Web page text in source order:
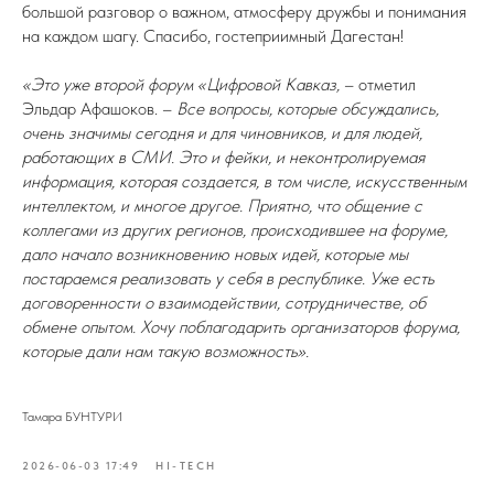
большой разговор о важном, атмосферу дружбы и понимания
на каждом шагу. Спасибо, гостеприимный Дагестан!
«Это уже второй форум «Цифровой Кавказ, – отметил
Эльдар Афашоков. – Все вопросы, которые обсуждались,
очень значимы сегодня и для чиновников, и для людей,
работающих в СМИ. Это и фейки, и неконтролируемая
информация, которая создается, в том числе, искусственным
интеллектом, и многое другое. Приятно, что общение с
коллегами из других регионов, происходившее на форуме,
дало начало возникновению новых идей, которые мы
постараемся реализовать у себя в республике. Уже есть
договоренности о взаимодействии, сотрудничестве, об
обмене опытом. Хочу поблагодарить организаторов форума,
которые дали нам такую возможность».
Тамара БУНТУРИ
2026-06-03 17:49 HI-TECH